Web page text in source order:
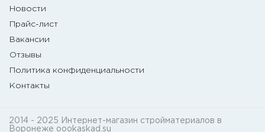
Новости
Прайс-лист
Вакансии
Отзывы
Политика конфиденциальности
Контакты
2014 - 2025 Интернет-магазин стройматериалов в
Воронеже oookaskad.su